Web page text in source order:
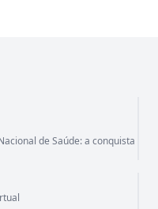
de Saúde: a conquista